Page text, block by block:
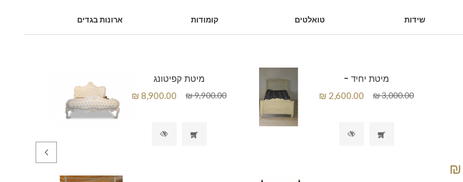
שידות טואלטים קומודות ארונות בגדים
מיטת קפיטונג מיטת יחיד -